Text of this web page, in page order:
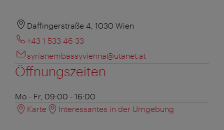
Daffingerstraße 4, 1030 Wien
+43 1 533 46 33
syrianembassyvienna@utanet.at
Öffnungszeiten
Mo - Fr, 09:00 - 16:00
Karte
Interessantes in der Umgebung